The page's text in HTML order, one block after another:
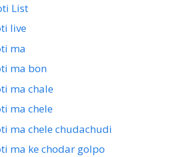
List
live
ma
ma bon
ma chale
ma chele
ma chele chudachudi
ma ke chodar golpo